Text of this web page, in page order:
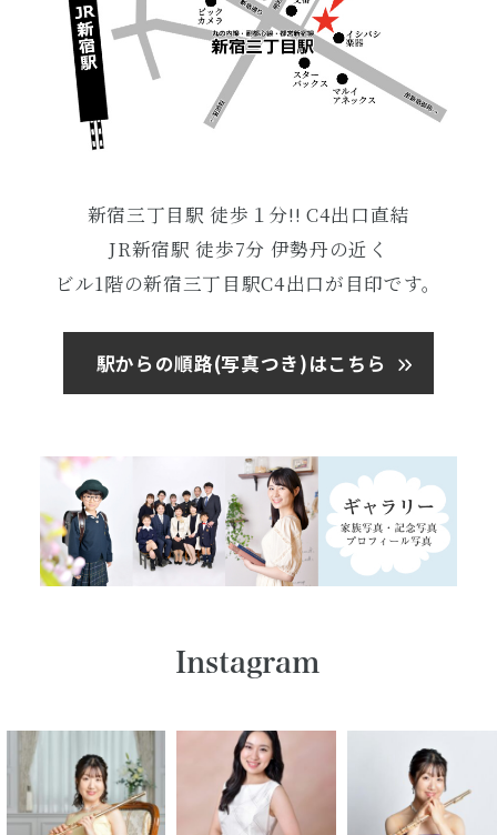
新宿三丁目駅 徒歩１分!! C4出口直結
JR新宿駅 徒歩7分 伊勢丹の近く
ビル1階の新宿三丁目駅C4出口が目印です。
駅からの順路(写真つき)はこちら
Instagram